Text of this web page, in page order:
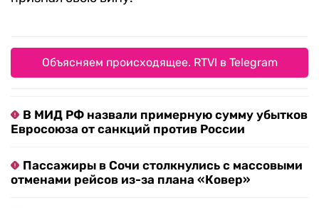
Объясняем происходящее. RTVI в Telegram
В МИД РФ назвали примерную сумму убытков
Евросоюза от санкций против России
Пассажиры в Сочи столкнулись с массовыми
отменами рейсов из-за плана «Ковер»